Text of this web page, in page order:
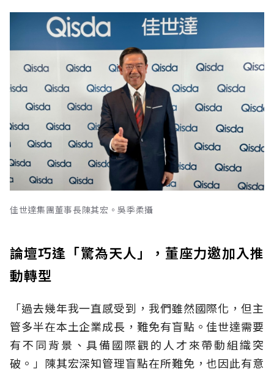
佳世達集團董事長陳其宏。吳季柔攝
論壇巧逢「驚為天人」，董座力邀加入推
動轉型
「過去幾年我一直感受到，我們雖然國際化，但主
管多半在本土企業成長，難免有盲點。佳世達需要
有不同背景、具備國際觀的人才來帶動組織突
破。」陳其宏深知管理盲點在所難免，也因此有意